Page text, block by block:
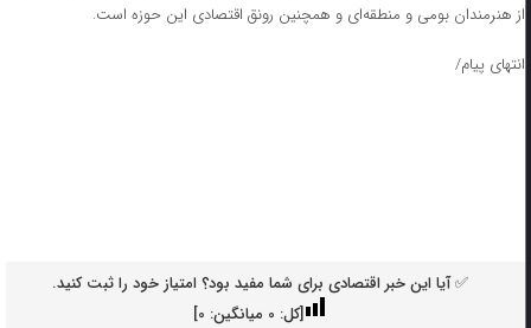
از هنرمندان بومی و منطقه‌ای و همچنین رونق اقتصادی این حوزه است.
انتهای پیام/
✅ آیا این خبر اقتصادی برای شما مفید بود؟ امتیاز خود را ثبت کنید.
[کل: 0میانگین: 0
]